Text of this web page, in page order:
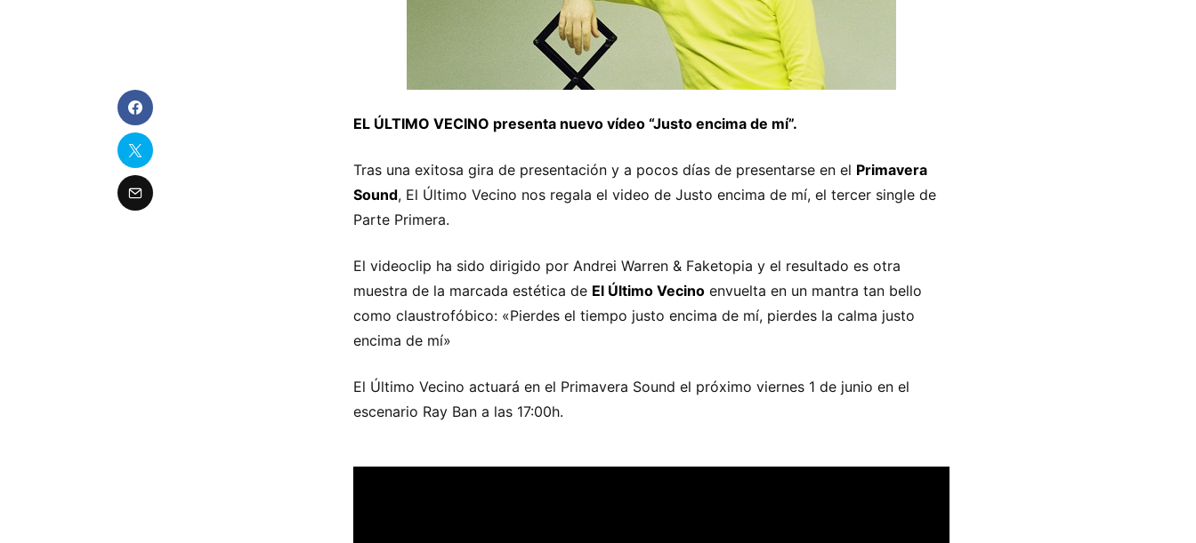
EL ÚLTIMO VECINO presenta nuevo vídeo “Justo encima de mí”.
Tras una exitosa gira de presentación y a pocos días de presentarse en el Primavera
Sound, El Último Vecino nos regala el video de Justo encima de mí, el tercer single de
Parte Primera.
El videoclip ha sido dirigido por Andrei Warren & Faketopia y el resultado es otra
muestra de la marcada estética de El Último Vecino envuelta en un mantra tan bello
como claustrofóbico: «Pierdes el tiempo justo encima de mí, pierdes la calma justo
encima de mí»
El Último Vecino actuará en el Primavera Sound el próximo viernes 1 de junio en el
escenario Ray Ban a las 17:00h.